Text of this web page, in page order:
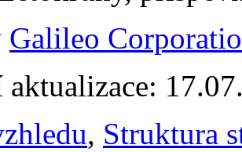
Galileo
aktualizace:
, Struktura